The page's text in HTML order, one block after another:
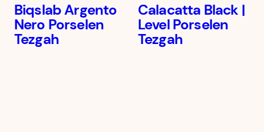
Biqslab Argento
Nero Porselen
Tezgah
Calacatta Black |
Level Porselen
Tezgah